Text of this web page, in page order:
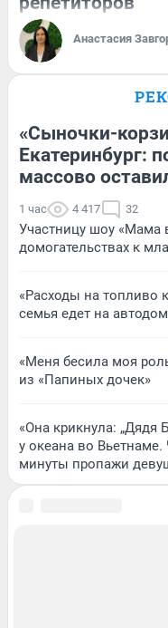
Анастасия
«Сыночки-
Екатеринбург:
массово
1 час 4 417 32
Участницу шоу «Мама
домогательствах к
«Расходы на топливо
семья едет на
«Меня бесила моя
из «Папиных дочек»
«Она крикнула: „Дядя
у океана во
минуты пропажи